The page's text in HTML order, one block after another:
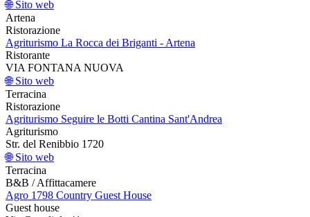
🌐 Sito web
Artena
Ristorazione
Agriturismo La Rocca dei Briganti - Artena
Ristorante
VIA FONTANA NUOVA
🌐 Sito web
Terracina
Ristorazione
Agriturismo Seguire le Botti Cantina Sant'Andrea
Agriturismo
Str. del Renibbio 1720
🌐 Sito web
Terracina
B&B / Affittacamere
Agro 1798 Country Guest House
Guest house